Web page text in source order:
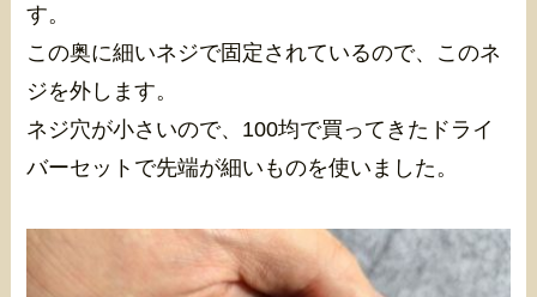
す。
この奥に細いネジで固定されているので、このネ
ジを外します。
ネジ穴が小さいので、100均で買ってきたドライ
バーセットで先端が細いものを使いました。